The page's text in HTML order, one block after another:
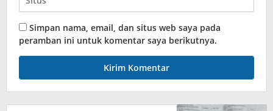
Simpan nama, email, dan situs web saya pada
peramban ini untuk komentar saya berikutnya.